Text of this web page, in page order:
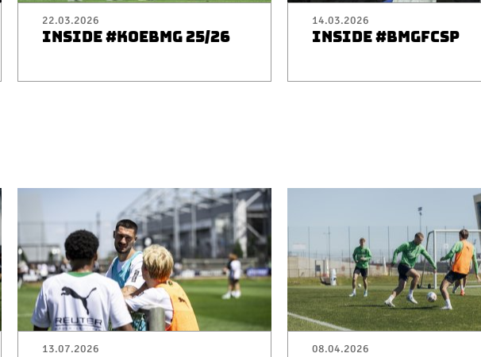
22.03.2026
INSIDE #KOEBMG 25/26
14.03.2026
INSIDE #BMGFCSP
13.07.2026 08.04.2026